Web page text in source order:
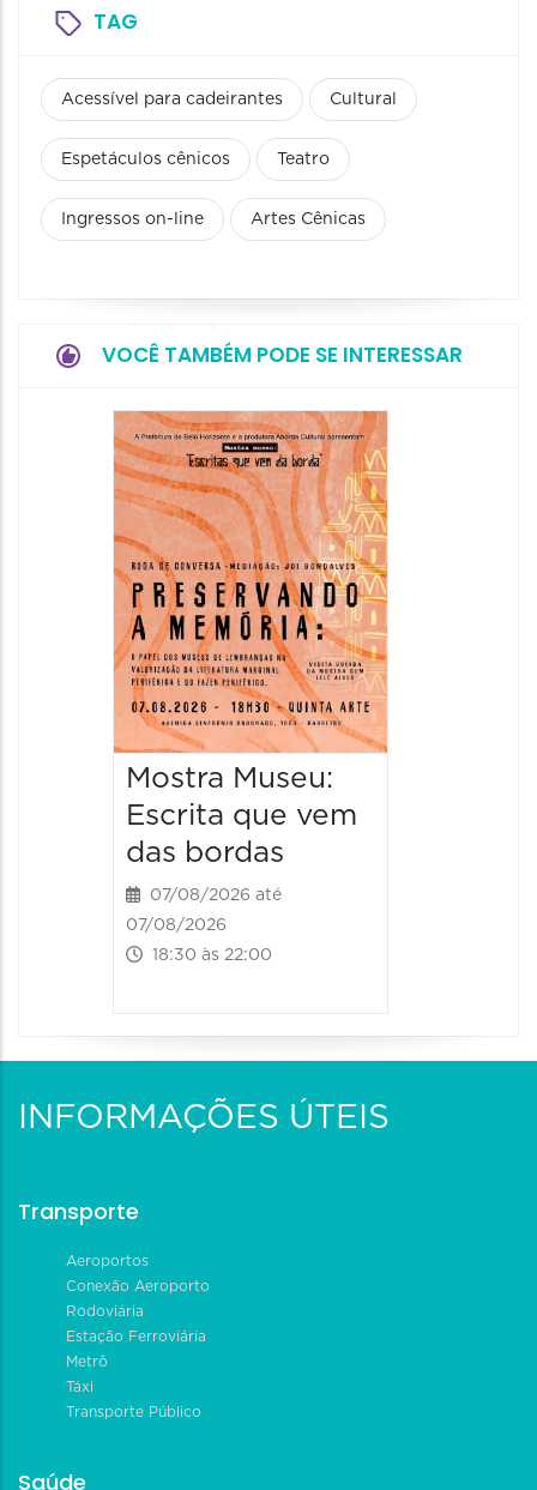
TAG
Acessível para cadeirantes Cultural
Espetáculos cênicos Teatro
Ingressos on-line Artes Cênicas
VOCÊ TAMBÉM PODE SE INTERESSAR
Mostra Museu:
Escrita que vem
das bordas
07/08/2026 até
07/08/2026
18:30 às 22:00
INFORMAÇÕES ÚTEIS
Transporte
Aeroportos
Conexão Aeroporto
Rodoviária
Estação Ferroviária
Metrô
Táxi
Transporte Público
Saúde